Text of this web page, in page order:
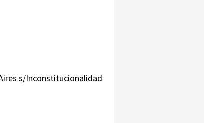
s/Inconstitucionalidad